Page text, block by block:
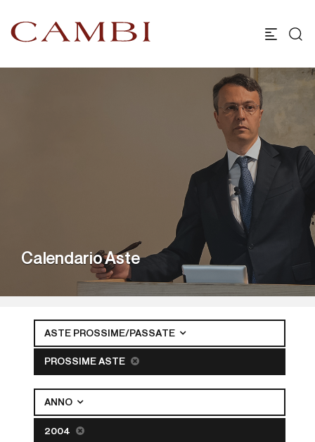
Calendario Aste
ASTE PROSSIME/PASSATE
PROSSIME ASTE
ANNO
2004